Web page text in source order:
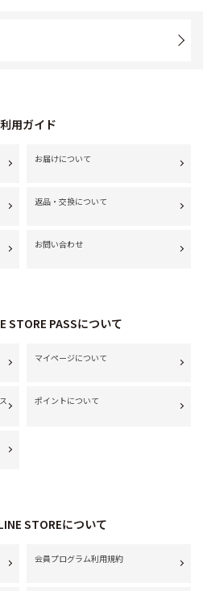
用ガイド
お届けについて
返品・交換について
お問い合わせ
STORE PASSについて
マイページについて
ポイントについて
STOREについて
会員プログラム利用規約